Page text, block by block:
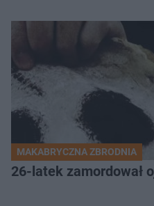
MAKABRYCZNA ZBRODNIA
26-latek zamordował